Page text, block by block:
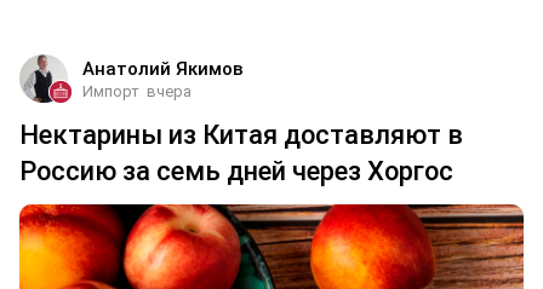
Анатолий Якимов
Импорт вчера
Нектарины из Китая доставляют в
Россию за семь дней через Хоргос